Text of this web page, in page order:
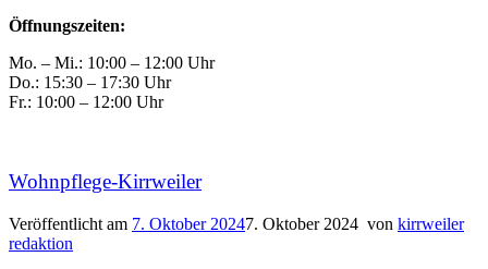
Öffnungszeiten:
Mo. – Mi.: 10:00 – 12:00 Uhr
Do.: 15:30 – 17:30 Uhr
Fr.: 10:00 – 12:00 Uhr
Wohnpflege-Kirrweiler
Veröffentlicht am 7. Oktober 20247. Oktober 2024 von kirrweiler
redaktion